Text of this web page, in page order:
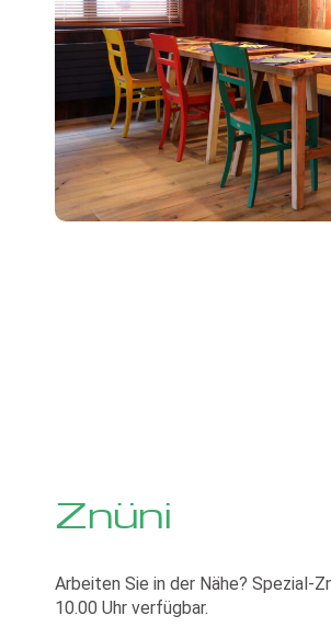
Znüni
Arbeiten Sie in der Nähe? Spezial-
10.00 Uhr verfügbar.